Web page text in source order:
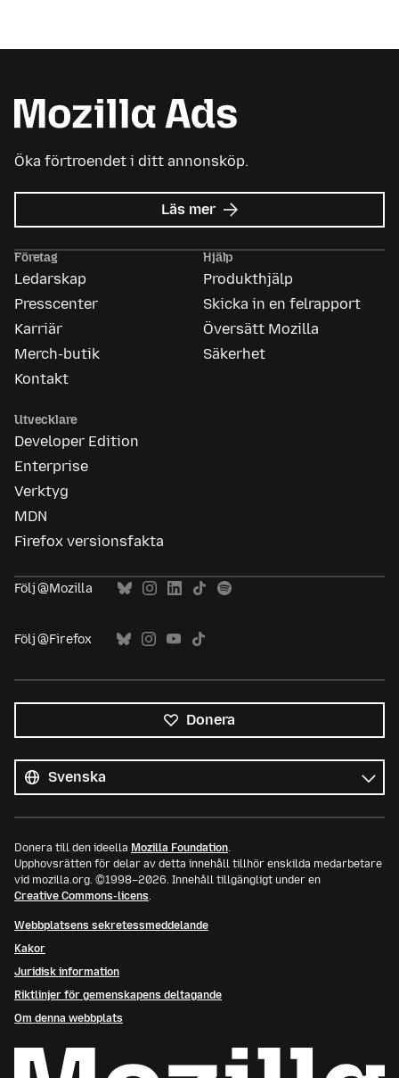
Öka förtroendet i ditt annonsköp.
Läs mer om
Mozilla
Företag
Ledarskap
Presscenter
Karriär
Merch-butik
Kontakt
Hjälp
Produkthjälp
Skicka in en felrapport
Översätt Mozilla
Säkerhet
Utvecklare
Developer Edition
Enterprise
Verktyg
MDN
Firefox versionsfakta
Följ @Mozilla
Följ @Firefox
Donera
språk
Språk
Donera till den ideella Mozilla Foundation.
Upphovsrätten för delar av detta innehåll tillhör enskilda medarbetare
vid mozilla.org. ©1998–2026. Innehåll tillgängligt under en
Creative Commons-licens.
Webbplatsens sekretessmeddelande
Kakor
Juridisk information
Riktlinjer för gemenskapens deltagande
Om denna webbplats